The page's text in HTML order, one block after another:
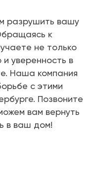
разрушить вашу
к
не только
и уверенность в
Наша компания
с этими
Позвоните
вам вернуть
в ваш дом!